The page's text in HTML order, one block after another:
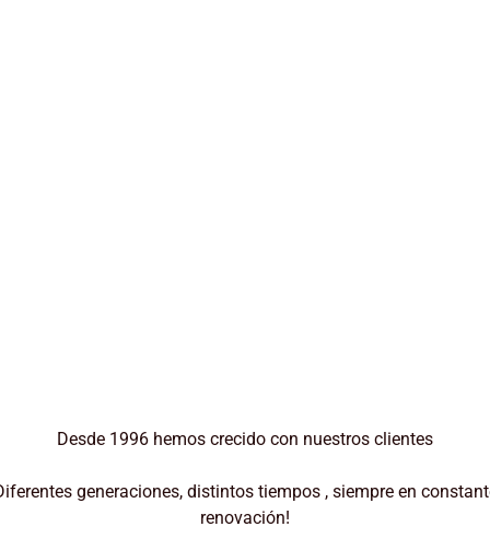
Desde 1996 hemos crecido con nuestros clientes
generaciones, distintos tiempos , siempre en
renovación!